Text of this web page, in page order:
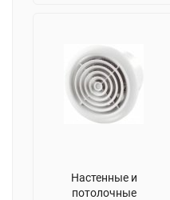
Настенные и
потолочные